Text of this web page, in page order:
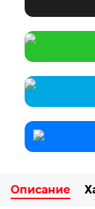
Описание